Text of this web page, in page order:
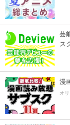
芸
ス
漫
オ